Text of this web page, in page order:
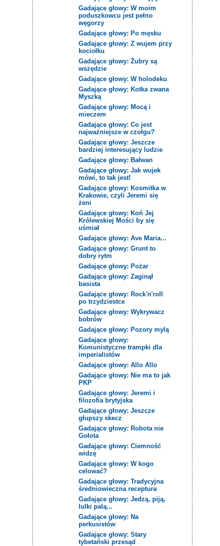
Gadające głowy: W moim
poduszkowcu jest pełno
węgorzy
Gadające głowy: Po męsku
Gadające głowy: Z wujem przy
kociołku
Gadające głowy: Żubry są
wszędzie
Gadające głowy: W holodeku
Gadające głowy: Kotka zwana
Myszką
Gadające głowy: Mocą i
mieczem
Gadające głowy: Co jest
najważniejsze w czołgu?
Gadające głowy: Jeszcze
bardziej interesujący ludzie
Gadające głowy: Bałwan
Gadające głowy: Jak wujek
mówi, to tak jest!
Gadające głowy: Kosmitka w
Krakowie, czyli Jeremi się
żeni
Gadające głowy: Koń Jej
Królewskiej Mości by się
uśmiał
Gadające głowy: Ave Maria...
Gadające głowy: Grunt to
dobry rytm
Gadające głowy: Pożar
Gadające głowy: Zaginął
basista
Gadające głowy: Rock'n'roll
po trzydziestce
Gadające głowy: Wykrywacz
bobrów
Gadające głowy: Pozory mylą
Gadające głowy:
Komunistyczne trampki dla
imperialistów
Gadające głowy: Allo Allo
Gadające głowy: Nie ma to jak
PKP
Gadające głowy: Jeremi i
filozofia brytyjska
Gadające głowy: Jeszcze
głupszy skecz
Gadające głowy: Robota nie
Gołota
Gadające głowy: Ciemność
widzę
Gadające głowy: W kogo
celować?
Gadające głowy: Tradycyjna
średniowieczna receptura
Gadające głowy: Jedzą, piją,
lulki palą...
Gadające głowy: Na
perkusistów
Gadające głowy: Stary
tybetański przesąd